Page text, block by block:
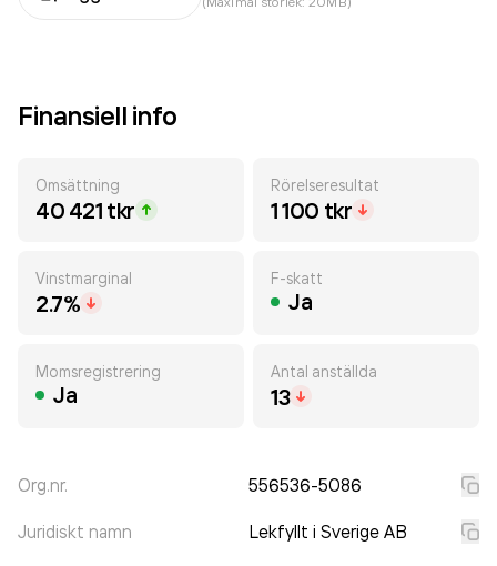
Finansiell info
Omsättning
40 421 tkr
Rörelseresultat
1 100 tkr
Vinstmarginal
2.7%
F-skatt
Ja
Momsregistrering
Ja
Antal anställda
13
Org.nr. 556536-5086
Juridiskt namn Lekfyllt i Sverige AB